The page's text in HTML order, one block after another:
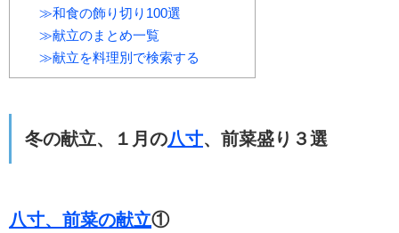
≫和食の飾り切り100選
≫献立のまとめ一覧
≫献立を料理別で検索する
冬の献立、１月の八寸、前菜盛り３選
八寸、前菜の献立①